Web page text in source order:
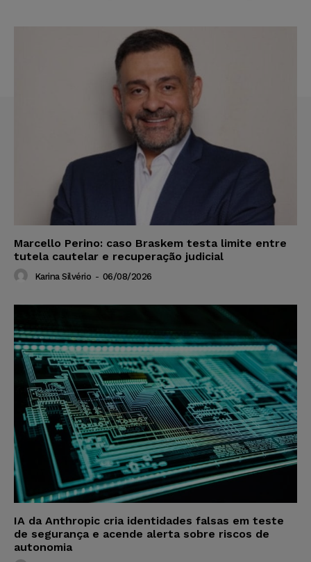
Marcello Perino: caso Braskem testa limite entre
tutela cautelar e recuperação judicial
Karina Silvério - 06/08/2026
IA da Anthropic cria identidades falsas em teste
de segurança e acende alerta sobre riscos de
autonomia